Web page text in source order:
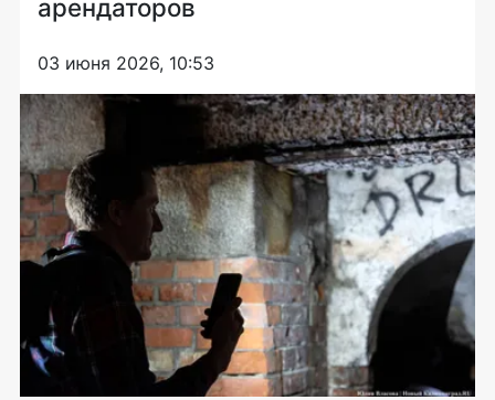
арендаторов
03 июня 2026, 10:53